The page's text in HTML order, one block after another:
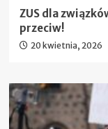
ZUS dla
przeciw!
20 kwietnia, 2026